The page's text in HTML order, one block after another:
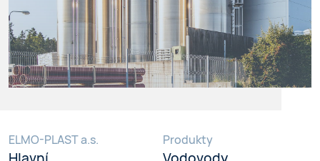
ELMO-PLAST a.s. Produkty